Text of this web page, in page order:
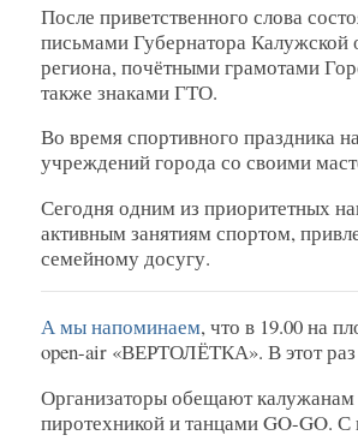
После приветственного слова
письмами Губернатора Калужской
региона, почётными грамотами
также знаками ГТО.
Во время спортивного праздника
учреждений города со своими
Сегодня одним из приоритетных
активным занятиям спортом,
семейному досугу.
А мы напоминаем, что в 19.00 на
open-air «ВЕРТОЛЁТКА». В этот
Организаторы обещают калужанам
пиротехникой и танцами GO-GO.